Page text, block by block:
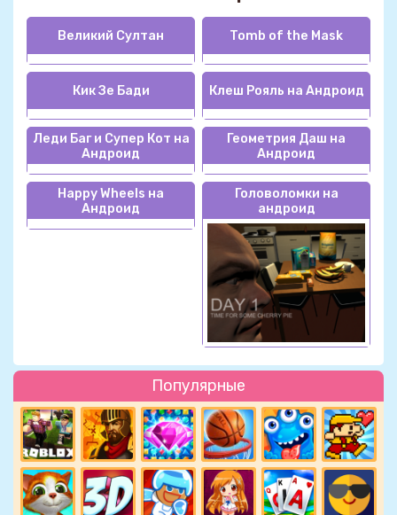
Популярные
Великий Султан Tomb of the Mask
Кик Зе Бади Клеш Рояль на Андроид
Леди Баг и Супер Кот на
Андроид
Геометрия Даш на
Андроид
Happy Wheels на
Андроид
Головоломки на
андроид